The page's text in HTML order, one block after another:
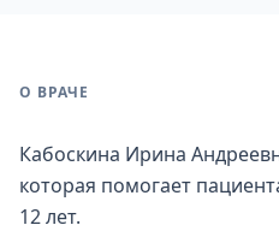
О ВРАЧЕ
Кабоскина Ирина
которая помогает
12 лет.